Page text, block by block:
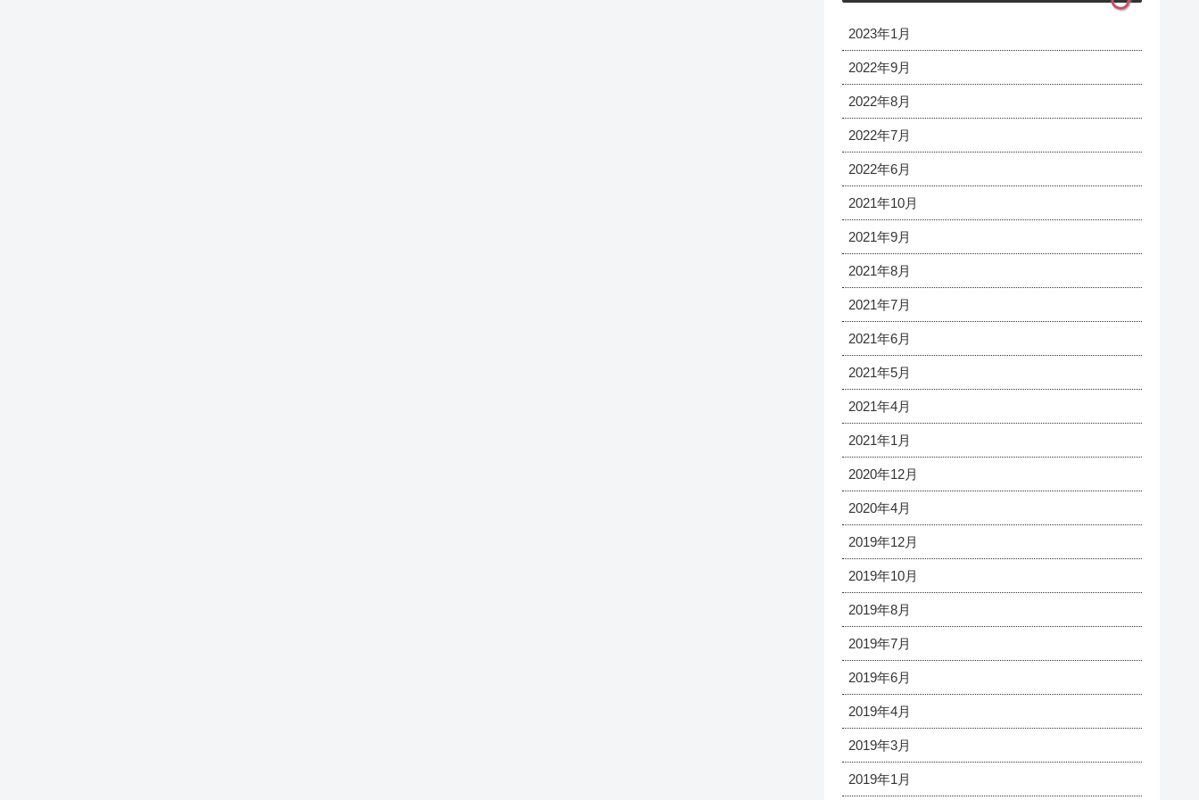
2023年1月
2022年9月
2022年8月
2022年7月
2022年6月
2021年10月
2021年9月
2021年8月
2021年7月
2021年6月
2021年5月
2021年4月
2021年1月
2020年12月
2020年4月
2019年12月
2019年10月
2019年8月
2019年7月
2019年6月
2019年4月
2019年3月
2019年1月